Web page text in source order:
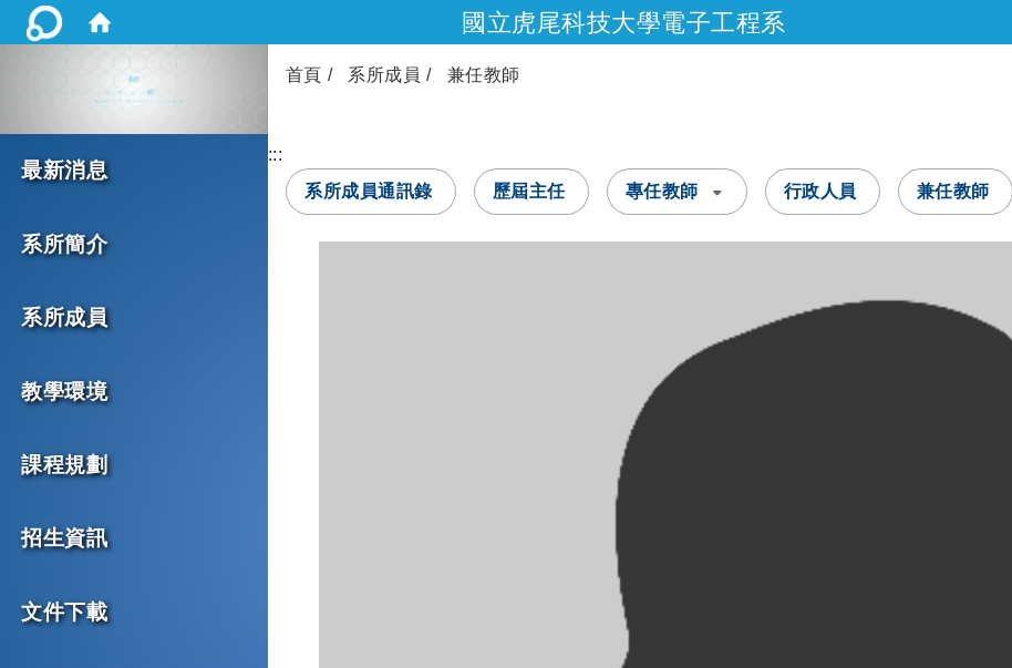
國立虎尾科技大學電子工程系
最新消息
系所簡介
系所成員
教學環境
課程規劃
招生資訊
文件下載
首頁 系所成員 兼任教師
:::
系所成員通訊錄
歷屆主任 專任教師 行政人員 兼任教師